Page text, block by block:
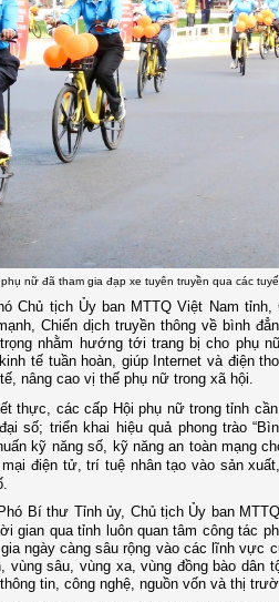
nữ đã tham gia đạp xe tuyên truyền qua các
Chủ tịch Ủy ban MTTQ Việt Nam tỉnh,
Chiến dịch truyền thông về bình
nhằm hướng tới trang bị cho phụ
tế tuần hoàn, giúp Internet và điện
nâng cao vị thế phụ nữ trong xã hội.
thực, các cấp Hội phụ nữ trong tỉnh
số; triển khai hiệu quả phong trào
kỹ năng số, kỹ năng an toàn mạng
điện tử, trí tuệ nhân tạo vào sản
Bí thư Tỉnh ủy, Chủ tịch Ủy ban
gian qua tỉnh luôn quan tâm công tác
ngày càng sâu rộng vào các lĩnh vực
vùng sâu, vùng xa, vùng đồng bào dân
tin, công nghệ, nguồn vốn và thị